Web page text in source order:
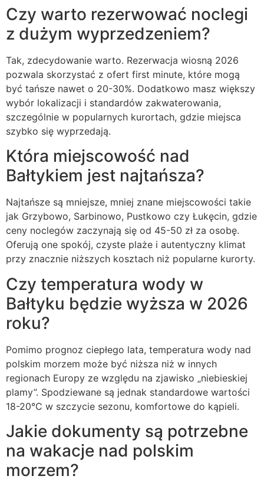
Czy warto rezerwować noclegi
z dużym wyprzedzeniem?
Tak, zdecydowanie warto. Rezerwacja wiosną 2026
pozwala skorzystać z ofert first minute, które mogą
być tańsze nawet o 20-30%. Dodatkowo masz większy
wybór lokalizacji i standardów zakwaterowania,
szczególnie w popularnych kurortach, gdzie miejsca
szybko się wyprzedają.
Która miejscowość nad
Bałtykiem jest najtańsza?
Najtańsze są mniejsze, mniej znane miejscowości takie
jak Grzybowo, Sarbinowo, Pustkowo czy Łukęcin, gdzie
ceny noclegów zaczynają się od 45-50 zł za osobę.
Oferują one spokój, czyste plaże i autentyczny klimat
przy znacznie niższych kosztach niż popularne kurorty.
Czy temperatura wody w
Bałtyku będzie wyższa w 2026
roku?
Pomimo prognoz ciepłego lata, temperatura wody nad
polskim morzem może być niższa niż w innych
regionach Europy ze względu na zjawisko „niebieskiej
plamy”. Spodziewane są jednak standardowe wartości
18-20°C w szczycie sezonu, komfortowe do kąpieli.
Jakie dokumenty są potrzebne
na wakacje nad polskim
morzem?